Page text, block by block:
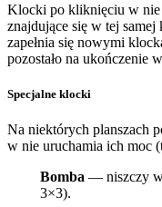
Klocki po kliknięciu w nie
znajdujące się w tej samej
zapełnia się nowymi
pozostało na ukończenie
Specjalne klocki
Na niektórych planszach
w nie uruchamia ich moc
Bomba — niszczy
3×3).